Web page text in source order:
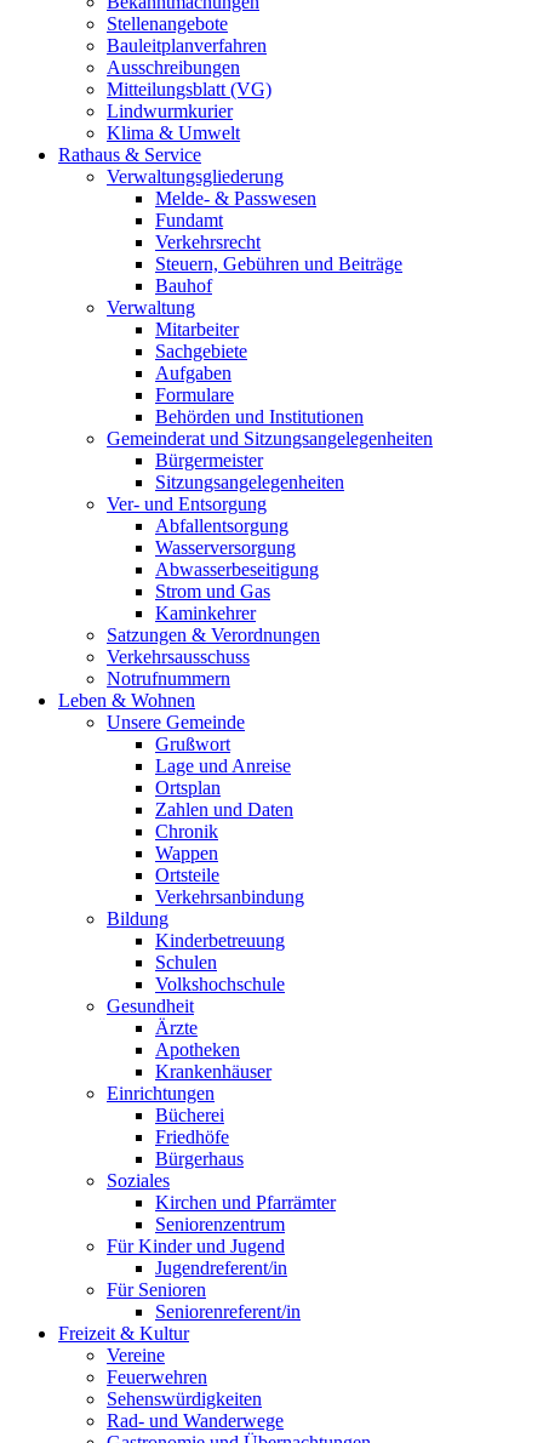
Stellenangebote
Bauleitplanverfahren
Ausschreibungen
Mitteilungsblatt (VG)
Lindwurmkurier
Klima & Umwelt
Rathaus & Service
Verwaltungsgliederung
Melde- & Passwesen
Fundamt
Verkehrsrecht
Steuern, Gebühren und Beiträge
Bauhof
Verwaltung
Mitarbeiter
Sachgebiete
Aufgaben
Formulare
Behörden und Institutionen
Gemeinderat und Sitzungsangelegenheiten
Bürgermeister
Sitzungsangelegenheiten
Ver- und Entsorgung
Abfallentsorgung
Wasserversorgung
Abwasserbeseitigung
Strom und Gas
Kaminkehrer
Satzungen & Verordnungen
Verkehrsausschuss
Notrufnummern
Leben & Wohnen
Unsere Gemeinde
Grußwort
Lage und Anreise
Ortsplan
Zahlen und Daten
Chronik
Wappen
Ortsteile
Verkehrsanbindung
Bildung
Kinderbetreuung
Schulen
Volkshochschule
Gesundheit
Ärzte
Apotheken
Krankenhäuser
Einrichtungen
Bücherei
Friedhöfe
Bürgerhaus
Soziales
Kirchen und Pfarrämter
Seniorenzentrum
Für Kinder und Jugend
Jugendreferent/in
Für Senioren
Seniorenreferent/in
Freizeit & Kultur
Vereine
Feuerwehren
Sehenswürdigkeiten
Rad- und Wanderwege